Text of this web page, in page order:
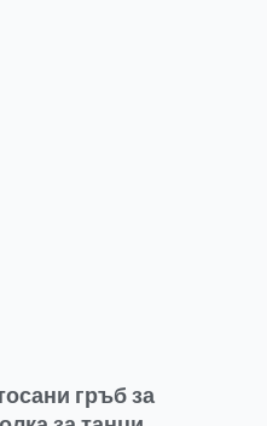
гръб за